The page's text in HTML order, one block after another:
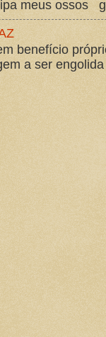
meus ossos
benefício
a ser